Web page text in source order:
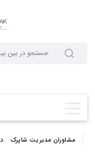
مشاوران مدیریت شاپرک